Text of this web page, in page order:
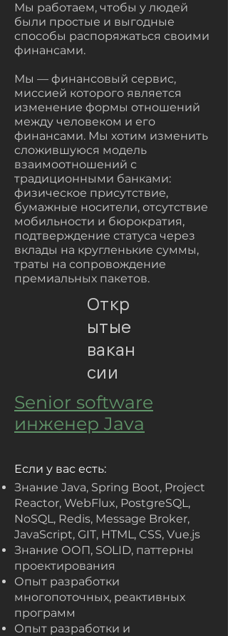
Мы работаем, чтобы у людей
были простые и выгодные
способы распоряжаться своими
финансами.
Мы — финансовый сервис,
миссией которого является
изменение формы отношений
между человеком и его
финансами. Мы хотим изменить
сложившуюся модель
взаимоотношений с
традиционными банками:
физическое присутствие,
бумажные носители, отсутствие
мобильности и бюрократия,
подтверждение статуса через
вклады на кругленькие суммы,
траты на сопровождение
премиальных пакетов.
Откр
ытые
вакан
сии
Senior software
инженер Java
Если у вас есть:
Знание Java, Spring Boot, Project
Reactor, WebFlux, PostgreSQL,
NoSQL, Redis, Message Broker,
JavaScript, GIT, HTML, CSS, Vue.js
Знание ООП, SOLID, паттерны
проектирования
Опыт разработки
многопоточных, реактивных
программ
Опыт разработки и